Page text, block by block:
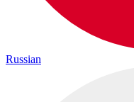
Russian